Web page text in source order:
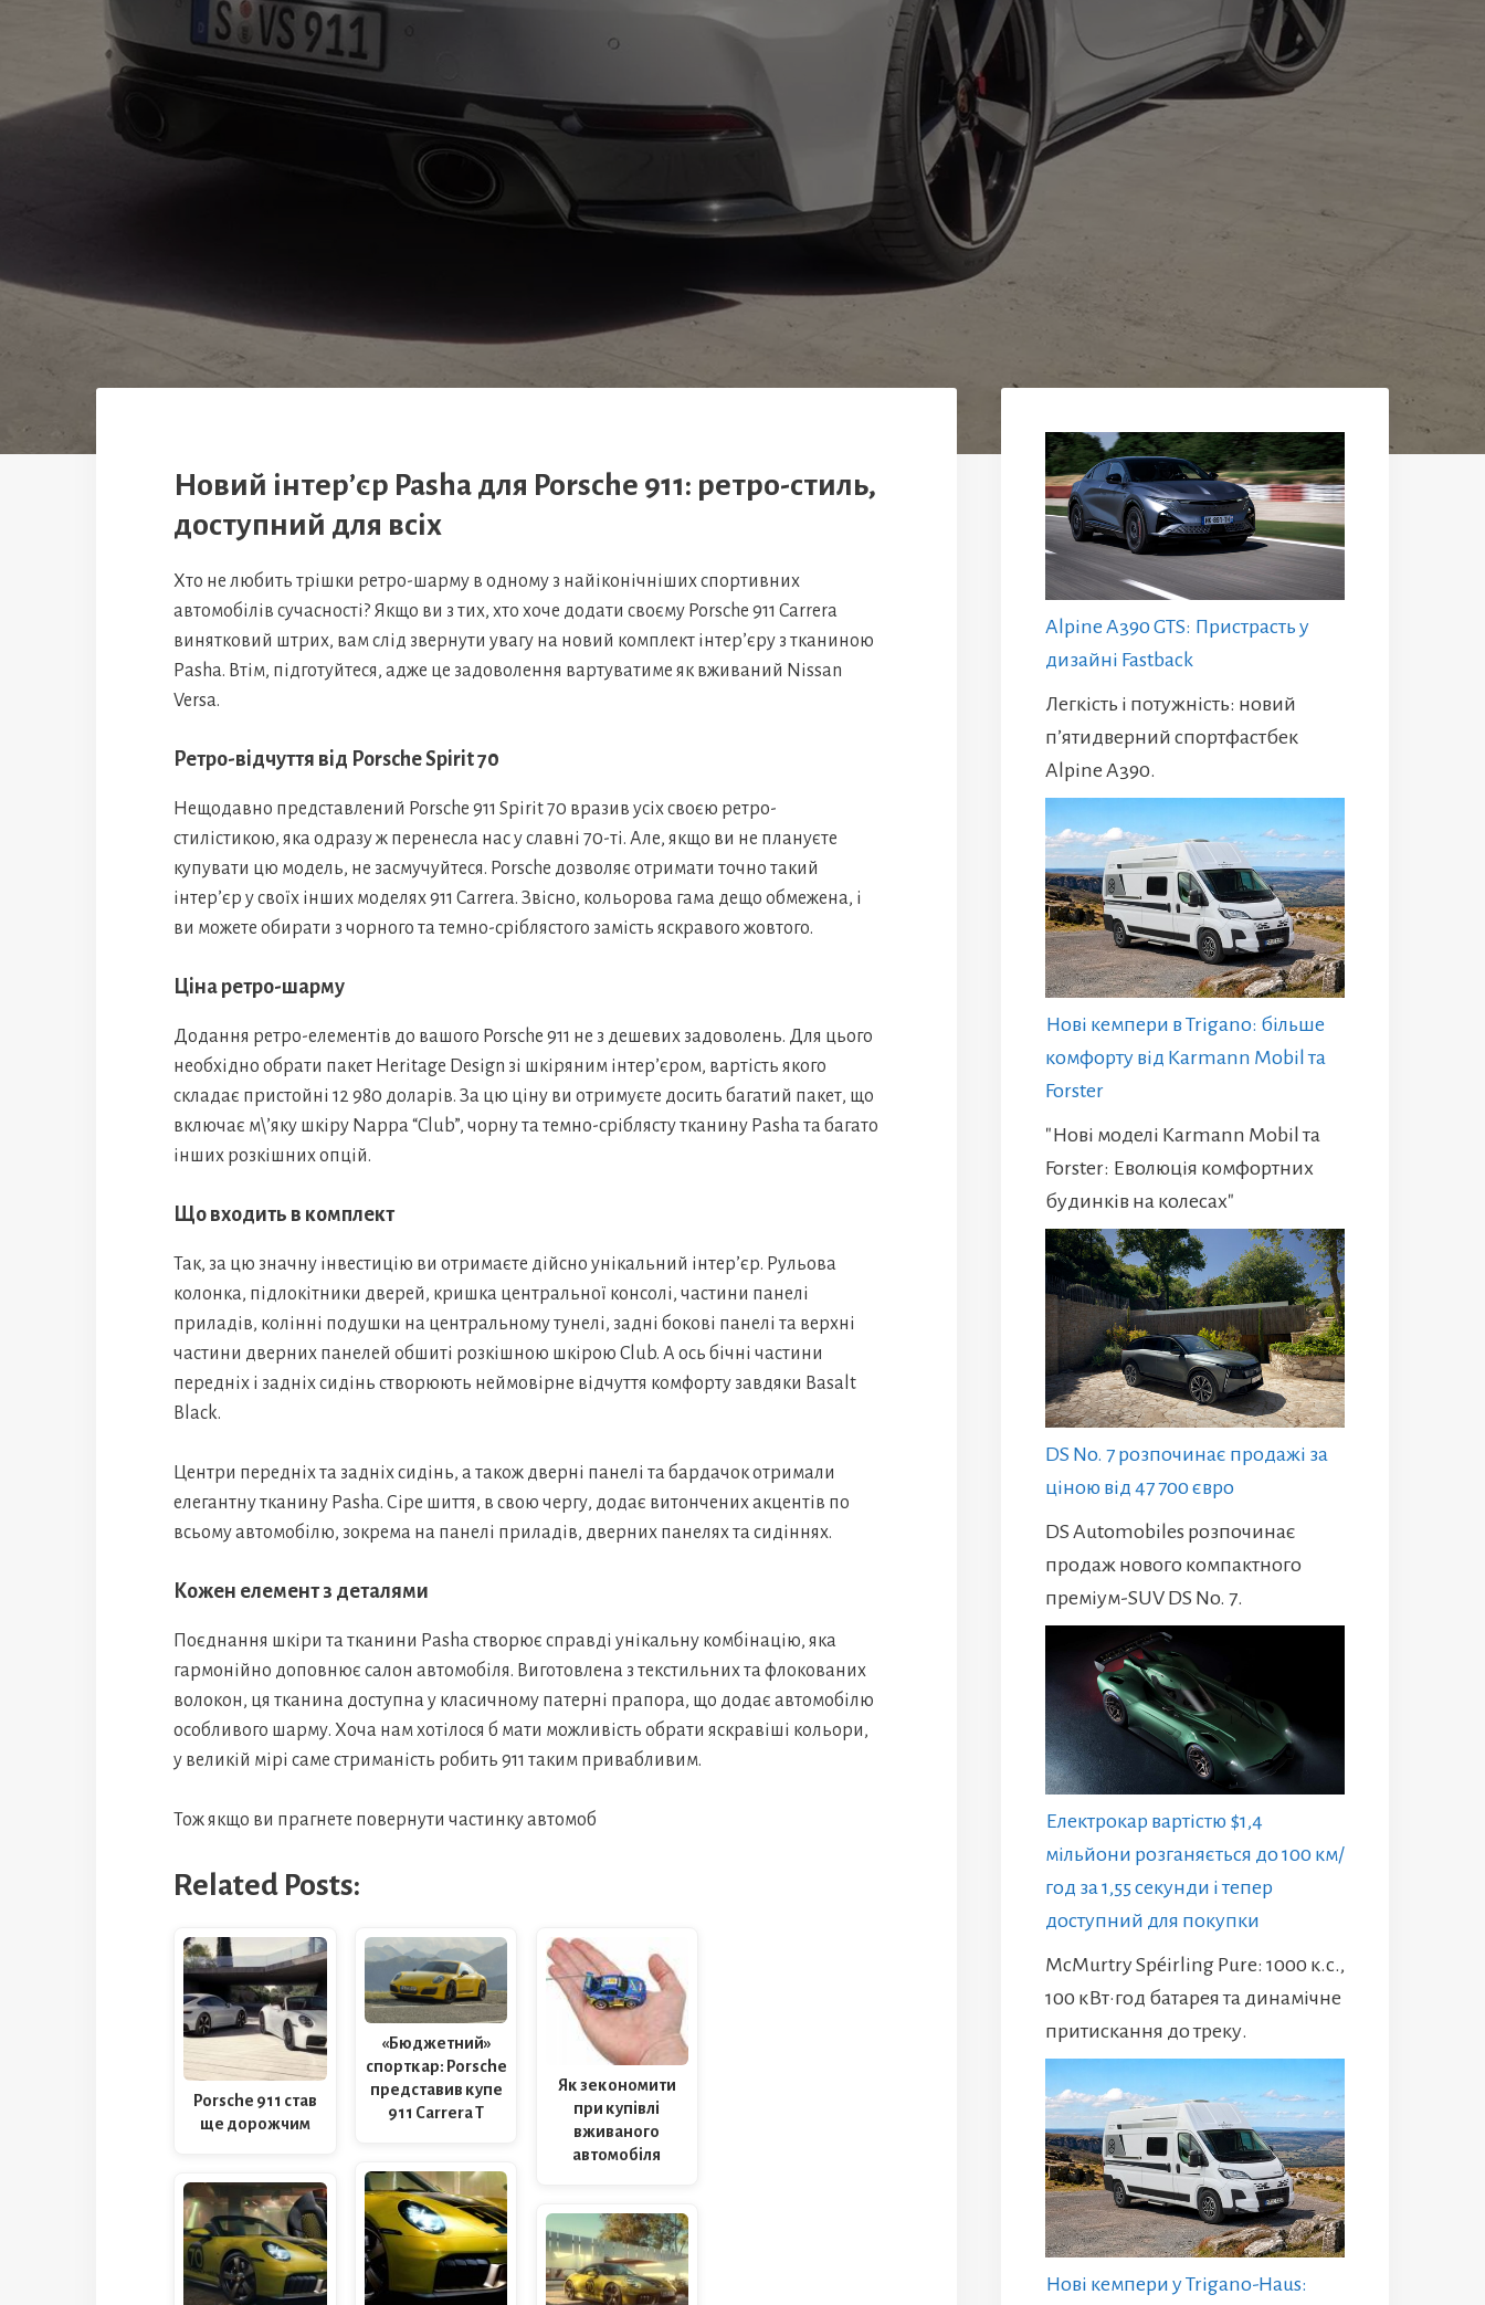
Новий інтер’єр Pasha для Porsche 911: ретро-стиль,
доступний для всіх
Хто не любить трішки ретро-шарму в одному з найіконічніших спортивних
автомобілів сучасності? Якщо ви з тих, хто хоче додати своєму Porsche 911 Carrera
винятковий штрих, вам слід звернути увагу на новий комплект інтер’єру з тканиною
Pasha. Втім, підготуйтеся, адже це задоволення вартуватиме як вживаний Nissan
Versa.
Ретро-відчуття від Porsche Spirit 70
Нещодавно представлений Porsche 911 Spirit 70 вразив усіх своєю ретро-
стилістикою, яка одразу ж перенесла нас у славні 70-ті. Але, якщо ви не плануєте
купувати цю модель, не засмучуйтеся. Porsche дозволяє отримати точно такий
інтер’єр у своїх інших моделях 911 Carrera. Звісно, кольорова гама дещо обмежена, і
ви можете обирати з чорного та темно-сріблястого замість яскравого жовтого.
Ціна ретро-шарму
Додання ретро-елементів до вашого Porsche 911 не з дешевих задоволень. Для цього
необхідно обрати пакет Heritage Design зі шкіряним інтер’єром, вартість якого
складає пристойні 12 980 доларів. За цю ціну ви отримуєте досить багатий пакет, що
включає м\’яку шкіру Nappa “Club”, чорну та темно-сріблясту тканину Pasha та багато
інших розкішних опцій.
Що входить в комплект
Так, за цю значну інвестицію ви отримаєте дійсно унікальний інтер’єр. Рульова
колонка, підлокітники дверей, кришка центральної консолі, частини панелі
приладів, колінні подушки на центральному тунелі, задні бокові панелі та верхні
частини дверних панелей обшиті розкішною шкірою Club. А ось бічні частини
передніх і задніх сидінь створюють неймовірне відчуття комфорту завдяки Basalt
Black.
Центри передніх та задніх сидінь, а також дверні панелі та бардачок отримали
елегантну тканину Pasha. Сіре шиття, в свою чергу, додає витончених акцентів по
всьому автомобілю, зокрема на панелі приладів, дверних панелях та сидіннях.
Кожен елемент з деталями
Поєднання шкіри та тканини Pasha створює справді унікальну комбінацію, яка
гармонійно доповнює салон автомобіля. Виготовлена з текстильних та флокованих
волокон, ця тканина доступна у класичному патерні прапора, що додає автомобілю
особливого шарму. Хоча нам хотілося б мати можливість обрати яскравіші кольори,
у великій мірі саме стриманість робить 911 таким привабливим.
Тож якщо ви прагнете повернути частинку автомоб
Related Posts:
Porsche 911 став
ще дорожчим
«Бюджетний»
спорткар: Porsche
представив купе
911 Carrera T
Як зекономити
при купівлі
вживаного
автомобіля
Alpine A390 GTS: Пристрасть у
дизайні Fastback
Легкість і потужність: новий
п’ятидверний спортфастбек
Alpine A390.
Нові кемпери в Trigano: більше
комфорту від Karmann Mobil та
Forster
"Нові моделі Karmann Mobil та
Forster: Еволюція комфортних
будинків на колесах"
DS No. 7 розпочинає продажі за
ціною від 47 700 євро
DS Automobiles розпочинає
продаж нового компактного
преміум-SUV DS No. 7.
Електрокар вартістю $1,4
мільйони розганяється до 100 км/
год за 1,55 секунди і тепер
доступний для покупки
McMurtry Spéirling Pure: 1000 к.с.,
100 кВт·год батарея та динамічне
притискання до треку.
Нові кемпери у Trigano-Haus: